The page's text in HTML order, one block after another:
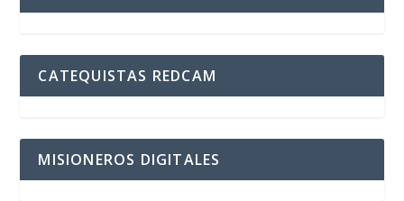
CATEQUISTAS REDCAM
MISIONEROS DIGITALES